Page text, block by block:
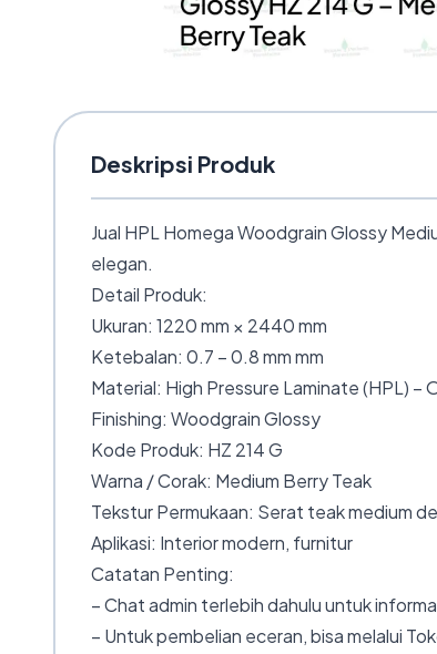
Deskripsi Produk
Jual HPL Homega Woodgrain Glossy
elegan.
Detail Produk:
Ukuran: 1220 mm × 2440 mm
Ketebalan: 0.7 – 0.8 mm mm
Material: High Pressure Laminate (HPL) –
Finishing: Woodgrain Glossy
Kode Produk: HZ 214 G
Warna / Corak: Medium Berry Teak
Tekstur Permukaan: Serat teak medium
Aplikasi: Interior modern, furnitur
Catatan Penting:
– Chat admin terlebih dahulu untuk
– Untuk pembelian eceran, bisa melalui